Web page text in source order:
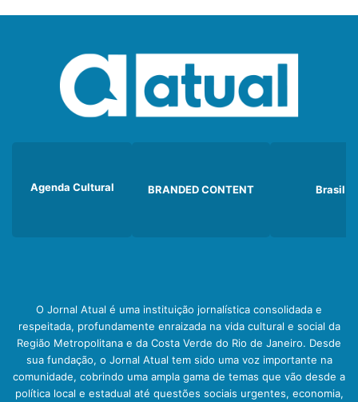
Agenda Cultural BRANDED CONTENT Brasil
O Jornal Atual é uma instituição jornalística consolidada e
respeitada, profundamente enraizada na vida cultural e social da
Região Metropolitana e da Costa Verde do Rio de Janeiro. Desde
sua fundação, o Jornal Atual tem sido uma voz importante na
comunidade, cobrindo uma ampla gama de temas que vão desde a
política local e estadual até questões sociais urgentes, economia,